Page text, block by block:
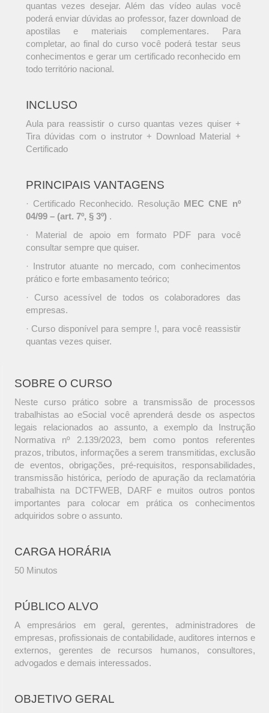
quantas vezes desejar. Além das vídeo aulas você
poderá enviar dúvidas ao professor, fazer download de
apostilas e materiais complementares. Para
completar, ao final do curso você poderá testar seus
conhecimentos e gerar um certificado reconhecido em
todo território nacional.
INCLUSO
Aula para reassistir o curso quantas vezes quiser +
Tira dúvidas com o instrutor + Download Material +
Certificado
PRINCIPAIS VANTAGENS
· Certificado Reconhecido. Resolução MEC CNE nº
04/99 – (art. 7º, § 3º) .
· Material de apoio em formato PDF para você
consultar sempre que quiser.
· Instrutor atuante no mercado, com conhecimentos
prático e forte embasamento teórico;
· Curso acessível de todos os colaboradores das
empresas.
· Curso disponível para sempre !, para você reassistir
quantas vezes quiser.
SOBRE O CURSO
Neste curso prático sobre a transmissão de processos
trabalhistas ao eSocial você aprenderá desde os aspectos
legais relacionados ao assunto, a exemplo da Instrução
Normativa nº 2.139/2023, bem como pontos referentes
prazos, tributos, informações a serem transmitidas, exclusão
de eventos, obrigações, pré-requisitos, responsabilidades,
transmissão histórica, período de apuração da reclamatória
trabalhista na DCTFWEB, DARF e muitos outros pontos
importantes para colocar em prática os conhecimentos
adquiridos sobre o assunto.
CARGA HORÁRIA
50 Minutos
PÚBLICO ALVO
A empresários em geral, gerentes, administradores de
empresas, profissionais de contabilidade, auditores internos e
externos, gerentes de recursos humanos, consultores,
advogados e demais interessados.
OBJETIVO GERAL